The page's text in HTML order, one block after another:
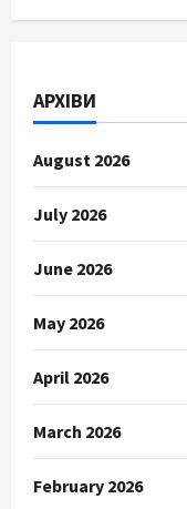
АРХІВИ
August 2026
July 2026
June 2026
May 2026
April 2026
March 2026
February 2026